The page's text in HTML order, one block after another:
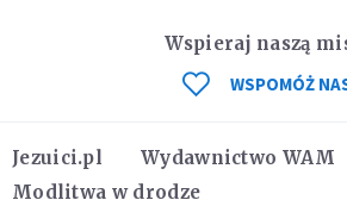
Jezuici.pl Wydawnictwo WAM
Modlitwa w drodze
Wspieraj naszą
WSPOMÓŻ